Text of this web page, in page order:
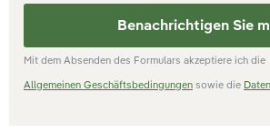
Benachrichtigen Sie
Mit dem Absenden des Formulars akzeptiere ich die
Allgemeinen Geschäftsbedingungen sowie die